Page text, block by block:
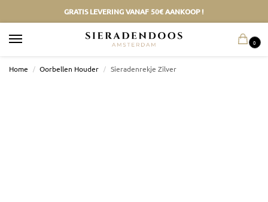
GRATIS LEVERING VANAF 50€ AANKOOP !
0
Home / Oorbellen Houder / Sieradenrekje Zilver